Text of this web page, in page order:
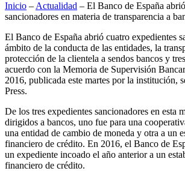
Inicio – Actualidad – El Banco de España
sancionadores en materia de transparencia a
El Banco de España abrió cuatro expedientes
ámbito de la conducta de las entidades, la
protección de la clientela a sendos bancos y
acuerdo con la Memoria de Supervisión
2016, publicada este martes por la institución,
Press.
De los tres expedientes sancionadores en esta
dirigidos a bancos, uno fue para una
una entidad de cambio de moneda y otra a un
financiero de crédito. En 2016, el Banco de
un expediente incoado el año anterior a un
financiero de crédito.